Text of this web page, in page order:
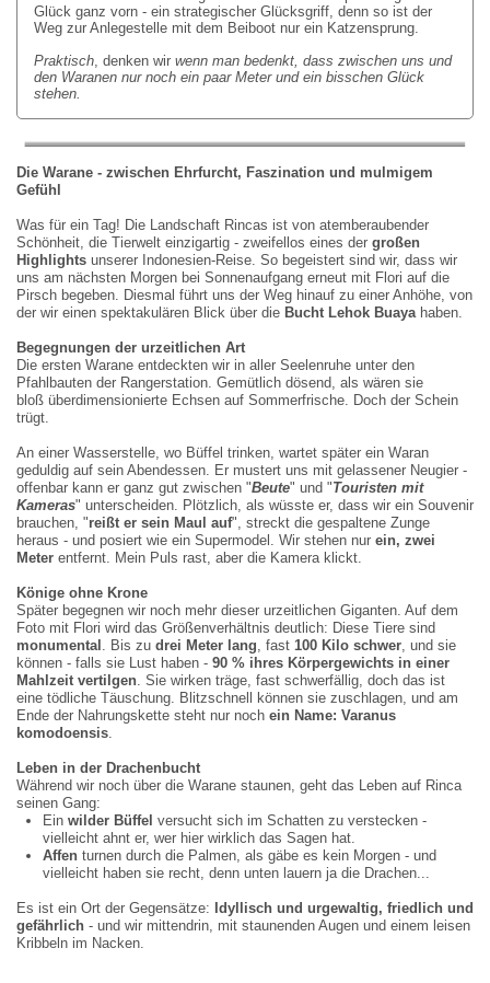
Glück ganz vorn - ein strategischer Glücksgriff, denn so ist der
Weg zur Anlegestelle mit dem Beiboot nur ein Katzensprung.
Praktisch, denken wir wenn man bedenkt, dass zwischen uns und
den Waranen nur noch ein paar Meter und ein bisschen Glück
stehen.
Die Warane - zwischen Ehrfurcht, Faszination und mulmigem
Gefü hl
Was für ein Tag! Die Landschaft Rincas ist von atemberaubender
Schönheit, die Tierwelt einzigartig - zweifellos eines der großen
Highlights unserer Indonesien-Reise. So begeistert sind wir, dass wir
uns am nächsten Morgen bei Sonnenaufgang erneut mit Flori auf die
Pirsch begeben. Diesmal führt uns der Weg hinauf zu einer Anhöhe, von
der wir einen spektakulären Blick über die Bucht Lehok Buayahaben.
Begegnungen der urzeitlichen Art
Die ersten Warane entdeckten wir in aller Seelenruhe unter den
Pfahlbauten der Rangerstation. Gemütlich dösend, als wären sie
bloß überdimensionierte Echsen auf Sommerfrische. Doch der Schein
trügt.
An einer Wasserstelle, wo Büffel trinken, wartet später ein Waran
geduldig auf sein Abendessen. Er mustert uns mit gelassener Neugier -
offenbar kann er ganz gut zwischen "Beute" und "Touristen mit
Kameras" unterscheiden. Plötzlich, als wüsste er, dass wir ein Souvenir
brauchen, "reißt er sein Maul auf", streckt die gespaltene Zunge
heraus - und posiert wie ein Supermodel. Wir stehen nur ein, zwei
Meter entfernt. Mein Puls rast, aber die Kamera klickt.
Könige ohne Krone
Später begegnen wir noch mehr dieser urzeitlichen Giganten. Auf dem
Foto mit Flori wird das Größenverhältnis deutlich: Diese Tiere sind
monumental . Bis zu drei Meter lang, fast 100 Kilo schwer, und sie
können - falls sie Lust haben - 90 % ihres Körpergewichts in einer
Mahlzeit vertilgen. Sie wirken träge, fast schwerfällig, doch das ist
eine tödliche Täuschung. Blitzschnell können sie zuschlagen, und am
Ende der Nahrungskette steht nur noch ein Name: Varanus
komodoensis.
Leben in der Drachenbucht
Während wir noch über die Warane staunen, geht das Leben auf Rinca
seinen Gang:
Ein wilder Büffel versucht sich im Schatten zu verstecken -
vielleicht ahnt er, wer hier wirklich das Sagen hat.
Affen turnen durch die Palmen, als gäbe es kein Morgen - und
vielleicht haben sie recht, denn unten lauern ja die Drachen...
Es ist ein Ort der Gegensätze: Idyllisch und urgewaltig, friedlich und
gefährlich - und wir mittendrin, mit staunenden Augen und einem leisen
Kribbeln im Nacken.